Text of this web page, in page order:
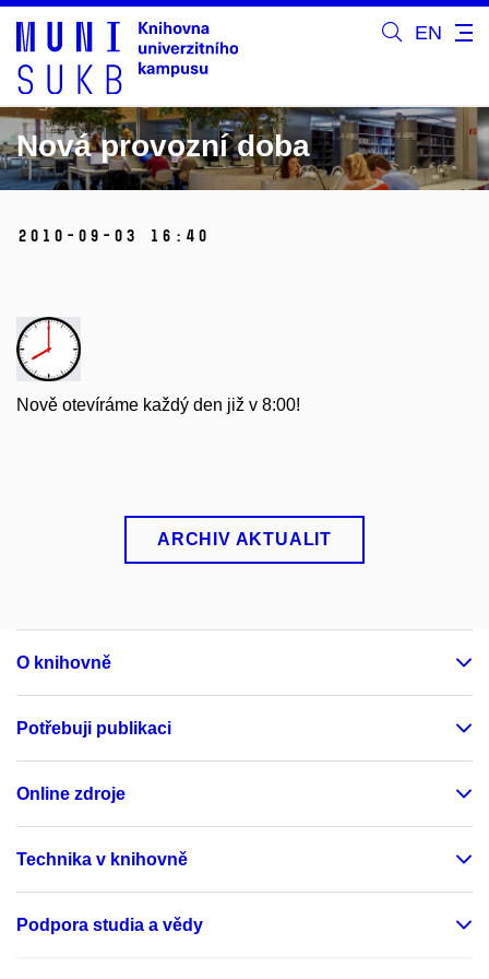
EN
Nová provozní doba
2010-09-03 16:40
Nově otevíráme každý den již v 8:00!
ARCHIV AKTUALIT
O knihovně
Potřebuji publikaci
Online zdroje
Technika v knihovně
Podpora studia a vědy